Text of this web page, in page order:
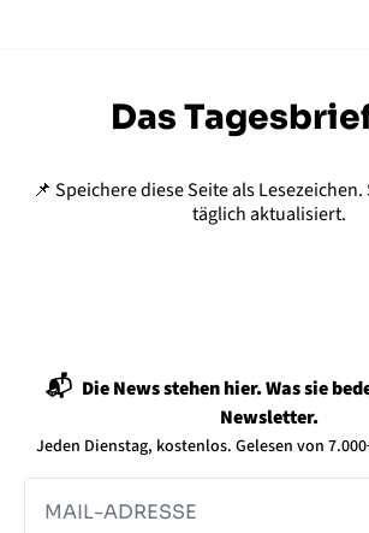
Das
📌 Speichere diese Seite als
täglich aktualisiert.
📬 Die News stehen hier. Was sie
Newsletter.
Jeden Dienstag, kostenlos. Gelesen von